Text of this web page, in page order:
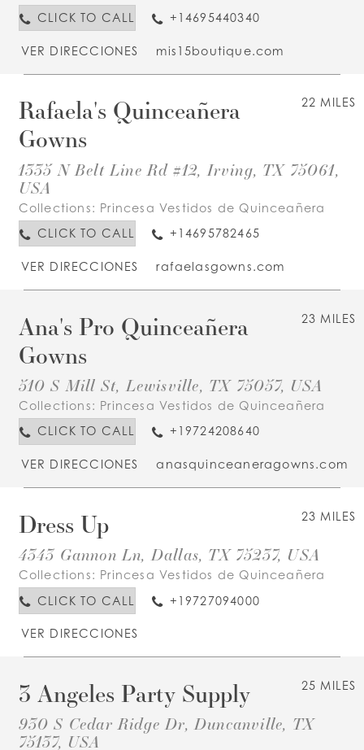
CLICK TO CALL
+14695440340
VER DIRECCIONES mis15boutique.com
22 MILES
Rafaela's Quinceañera
Gowns
1335 N Belt Line Rd #12, Irving, TX 75061,
USA
Collections: Princesa Vestidos de Quinceañera
CLICK TO CALL
+14695782465
VER DIRECCIONES rafaelasgowns.com
23 MILES
Ana's Pro Quinceañera
Gowns
510 S Mill St, Lewisville, TX 75057, USA
Collections: Princesa Vestidos de Quinceañera
CLICK TO CALL
+19724208640
VER DIRECCIONES anasquinceaneragowns.com
23 MILES
Dress Up
4343 Gannon Ln, Dallas, TX 75237, USA
Collections: Princesa Vestidos de Quinceañera
CLICK TO CALL
+19727094000
VER DIRECCIONES
25 MILES
3 Angeles Party Supply
930 S Cedar Ridge Dr, Duncanville, TX
75137, USA